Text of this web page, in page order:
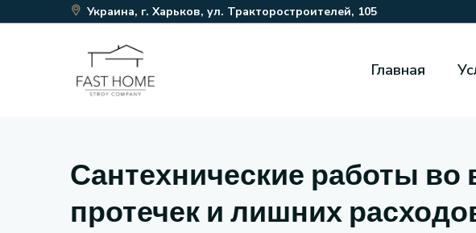
Украина, г. Харьков, ул. Тракторостроителей, 105
Главная
Сантехнические работы во
протечек и лишних